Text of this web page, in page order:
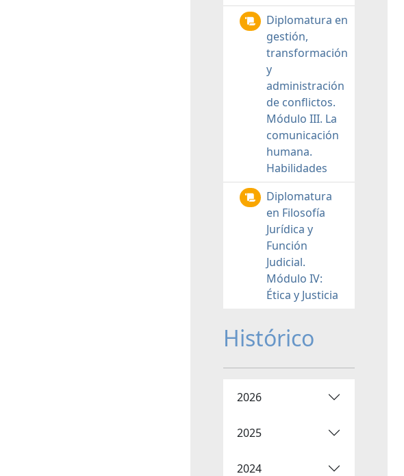
Diplomatura en
gestión,
transformación
y
administración
de conflictos.
Módulo III. La
comunicación
humana.
Habilidades
Diplomatura
en Filosofía
Jurídica y
Función
Judicial.
Módulo IV:
Ética y Justicia
Histórico
2026
2025
2024